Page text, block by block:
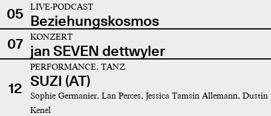
05 LIVE-PODCAST
Beziehungskosmos
07
KONZERT
jan SEVEN dettwyler
12
PERFORMANCE, TANZ
SUZI (AT)
Sophie Germanier, Lan Perces, Jessica Tamsin Allemann, Dustin
Kenel